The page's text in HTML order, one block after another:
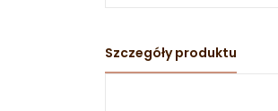
Szczegóły produktu